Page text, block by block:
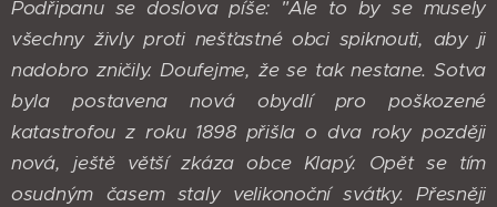
Podřipanu se doslova píše: "Ale to by se musely
všechny živly proti nešťastné obci spiknouti, aby ji
nadobro zničily. Doufejme, že se tak nestane. Sotva
byla postavena nová obydlí pro poškozené
katastrofou z roku 1898 přišla o dva roky později
nová, ještě větší zkáza obce Klapý. Opět se tím
osudným časem staly velikonoční svátky. Přesněji